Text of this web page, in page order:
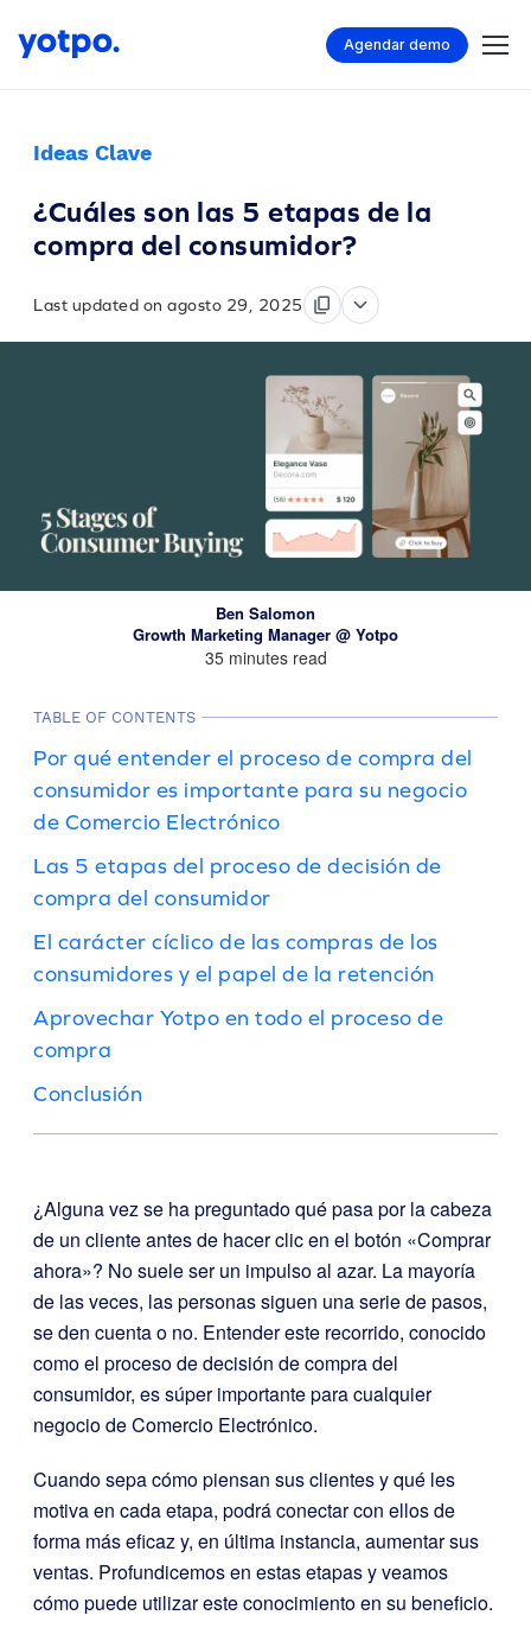
Agendar demo
Ideas Clave
¿Cuáles son las 5 etapas de la
compra del consumidor?
Last updated on agosto 29, 2025
Ben Salomon
Growth Marketing Manager @ Yotpo
35 minutes read
TABLE OF CONTENTS
Por qué entender el proceso de compra del
consumidor es importante para su negocio
de Comercio Electrónico
Las 5 etapas del proceso de decisión de
compra del consumidor
El carácter cíclico de las compras de los
consumidores y el papel de la retención
Aprovechar Yotpo en todo el proceso de
compra
Conclusión
¿Alguna vez se ha preguntado qué pasa por la cabeza
de un cliente antes de hacer clic en el botón «Comprar
ahora»? No suele ser un impulso al azar. La mayoría
de las veces, las personas siguen una serie de pasos,
se den cuenta o no. Entender este recorrido, conocido
como el proceso de decisión de compra del
consumidor, es súper importante para cualquier
negocio de Comercio Electrónico.
Cuando sepa cómo piensan sus clientes y qué les
motiva en cada etapa, podrá conectar con ellos de
forma más eficaz y, en última instancia, aumentar sus
ventas. Profundicemos en estas etapas y veamos
cómo puede utilizar este conocimiento en su beneficio.